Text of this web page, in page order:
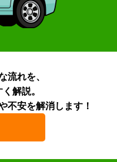
流れを、
解説。
不安を解消します！